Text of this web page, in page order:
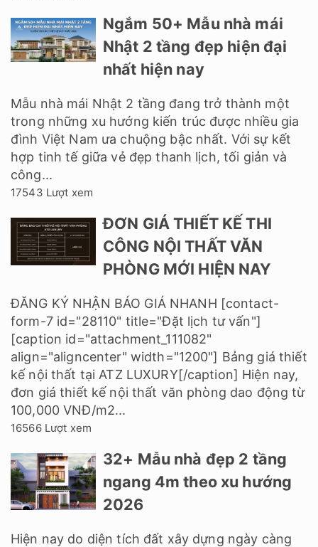
Ngắm 50+ Mẫu nhà mái
Nhật 2 tầng đẹp hiện đại
nhất hiện nay
Mẫu nhà mái Nhật 2 tầng đang trở thành một
trong những xu hướng kiến trúc được nhiều gia
đình Việt Nam ưa chuộng bậc nhất. Với sự kết
hợp tinh tế giữa vẻ đẹp thanh lịch, tối giản và
công...
17543 Lượt xem
ĐƠN GIÁ THIẾT KẾ THI
CÔNG NỘI THẤT VĂN
PHÒNG MỚI HIỆN NAY
ĐĂNG KÝ NHẬN BÁO GIÁ NHANH [contact-
form-7 id="28110" title="Đặt lịch tư vấn"]
[caption id="attachment_111082"
align="aligncenter" width="1200"] Bảng giá thiết
kế nội thất tại ATZ LUXURY[/caption] Hiện nay,
đơn giá thiết kế nội thất văn phòng dao động từ
100,000 VNĐ/m2...
16566 Lượt xem
32+ Mẫu nhà đẹp 2 tầng
ngang 4m theo xu hướng
2026
Hiện nay do diện tích đất xây dựng ngày càng